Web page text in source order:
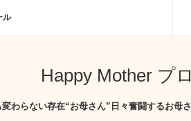
ル
Happy Mother プ
わらない存在“お母さん”日々奮闘するお母